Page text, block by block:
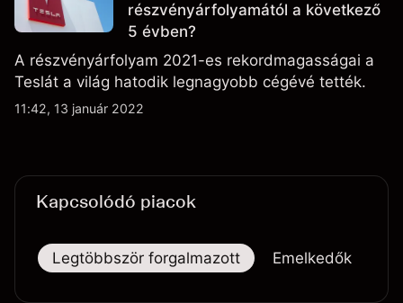
részvényárfolyamától a következő
5 évben?
A részvényárfolyam 2021-es rekordmagasságai a
Teslát a világ hatodik legnagyobb cégévé tették.
11:42, 13 január 2022
Kapcsolódó piacok
Legtöbbször forgalmazott Emelkedők